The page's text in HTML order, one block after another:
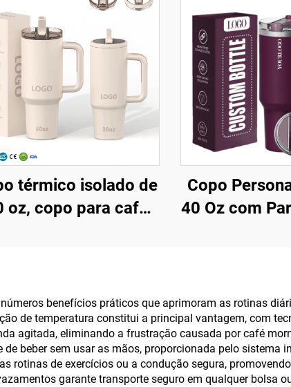
térmico isolado de
oz, copo para café
copo com
alça e canudo
Copo
40 Oz com
Caneca de
Café,
para
benefícios práticos que aprimoram as rotinas
de temperatura constitui a principal vantagem, com
agitada, eliminando a frustração causada por café
beber sem usar as mãos, proporcionada pelo sistema
rotinas de exercícios ou a condução segura,
garante transporte seguro em qualquer bolsa